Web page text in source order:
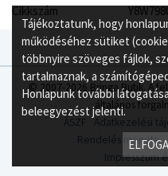
Cikkszám
© 2007-2026 Bringa Butik. A
általános
ÁSZF
Adatkezelési
Rendelés menete
Impresszum
Tájékoztatunk, hogy
működéséhez sütiket
többnyire szöveges fájlok,
tartalmaznak, a
Honlapunk további
beleegyezést jelenti.